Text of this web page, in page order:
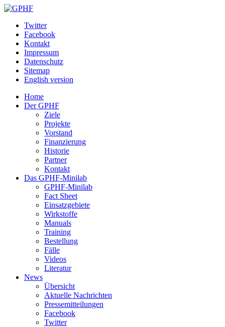
Twitter
Facebook
Kontakt
Impressum
Datenschutz
Sitemap
English version
Home
Der GPHF
Ziele
Projekte
Vorstand
Finanzierung
Historie
Partner
Kontakt
Das GPHF-Minilab
GPHF-Minilab
Fact Sheet
Einsatzgebiete
Wirkstoffe
Manuals
Training
Bestellung
Fälle
Videos
Literatur
News
Übersicht
Aktuelle Nachrichten
Pressemitteilungen
Facebook
Twitter